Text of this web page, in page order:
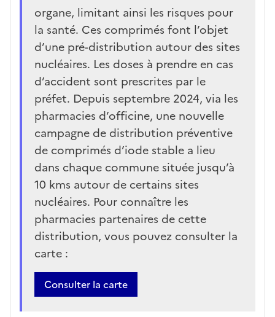
organe, limitant ainsi les risques pour
la santé. Ces comprimés font l’objet
d’une pré-distribution autour des sites
nucléaires. Les doses à prendre en cas
d’accident sont prescrites par le
préfet. Depuis septembre 2024, via les
pharmacies d’officine, une nouvelle
campagne de distribution préventive
de comprimés d’iode stable a lieu
dans chaque commune située jusqu’à
10 kms autour de certains sites
nucléaires. Pour connaître les
pharmacies partenaires de cette
distribution, vous pouvez consulter la
carte :
Bouton
Consulter la carte